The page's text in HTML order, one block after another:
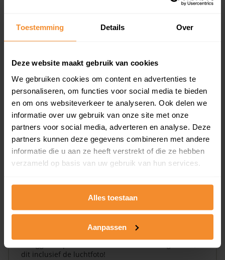
Toestemming Details Over
Deze website maakt gebruik van cookies
We gebruiken cookies om content en advertenties te
personaliseren, om functies voor social media te bieden
en om ons websiteverkeer te analyseren. Ook delen we
informatie over uw gebruik van onze site met onze
partners voor social media, adverteren en analyse. Deze
partners kunnen deze gegevens combineren met andere
informatie die u aan ze heeft verstrekt of die ze hebben
verzameld op basis van uw gebruik van hun services.
Alles toestaan
Aanpassen
Koopsommenoverzicht (1 jaar gratis
Inclusief 1 jaar gratis updates
en koopdatum) binnen een postcodegebied. Dit
koopsommen.
Bekijk product
Direct leverbaar
Kadastrale kaart pakket
Alleen globale ligging perceel
dit inclusief de luchtfoto!